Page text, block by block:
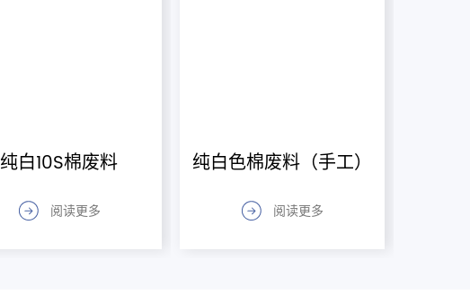
纯白10S棉废料
阅读更多
纯白色棉废料（手工）
阅读更多